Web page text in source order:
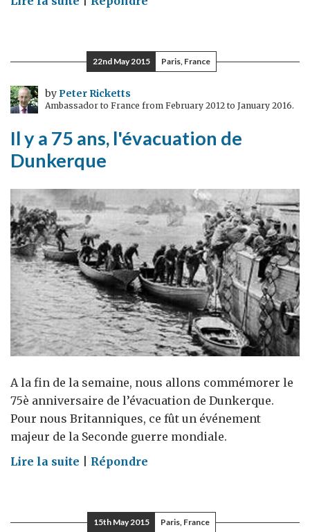
du
Premier
ministre
David
à
Paris
22nd May 2015 Paris, France
byPeter Ricketts
Ambassador to France from February 2012 to January 2016.
Il y a 75 ans, l'évacuation de
Dunkerque
A la fin de la semaine, nous allons commémorer le
75è anniversaire de l’évacuation de Dunkerque.
Pour nous Britanniques, ce fût un événement
majeur de la Seconde guerre mondiale.
Lire la suite onRépondre
15th May 2015 Paris, France